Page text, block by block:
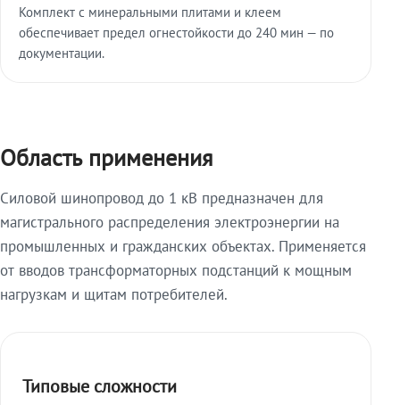
Комплект с минеральными плитами и клеем
обеспечивает предел огнестойкости до 240 мин — по
документации.
Область применения
Силовой шинопровод до 1 кВ предназначен для
магистрального распределения электроэнергии на
промышленных и гражданских объектах. Применяется
от вводов трансформаторных подстанций к мощным
нагрузкам и щитам потребителей.
Типовые сложности